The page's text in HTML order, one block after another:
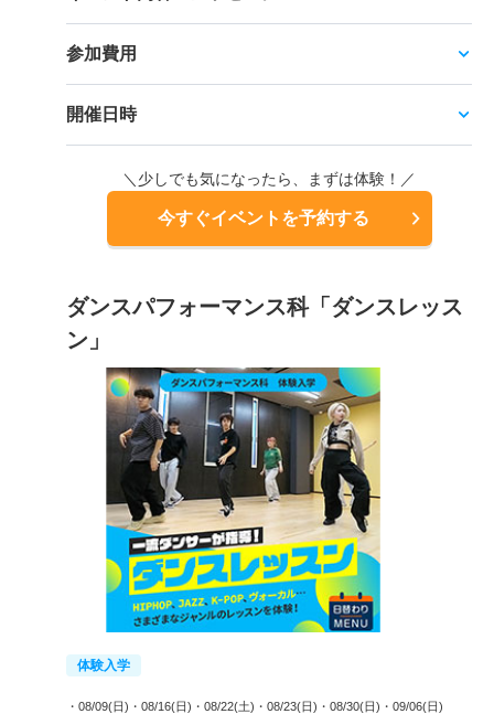
参加費用
開催日時
＼少しでも気になったら、まずは体験！／
今すぐイベントを予約する
ダンスパフォーマンス科「ダンスレッス
ン」
体験入学
・08/09(日) ・08/16(日) ・08/22(土) ・08/23(日) ・08/30(日) ・09/06(日)